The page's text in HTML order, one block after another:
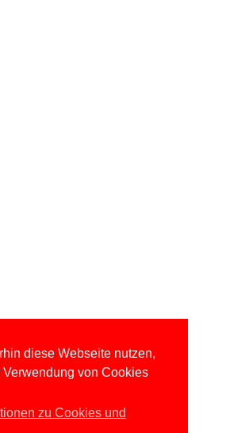
diese Webseite nutzen,
von Cookies
zu Cookies und